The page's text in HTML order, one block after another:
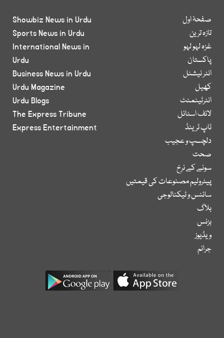
صفحۂ اول
تازہ ترین
غزہ لہو لہو
پاکستان
انٹر نیشنل
کھیل
انٹرٹینمنٹ
لائف اسٹائل
ٹاپ ٹرینڈ
دلچسپ و عجیب
صحت
سونے کے نرخ
پیٹرولیم مصنوعات کی قیمتیں
سائنس و ٹیکنالوجی
بلاگ
بزنس
ویڈیوز
جرائم
Showbiz News in Urdu
Sports News in Urdu
International News in
Urdu
Business News in Urdu
Urdu Magazine
Urdu Blogs
The Express Tribune
Express Entertainment